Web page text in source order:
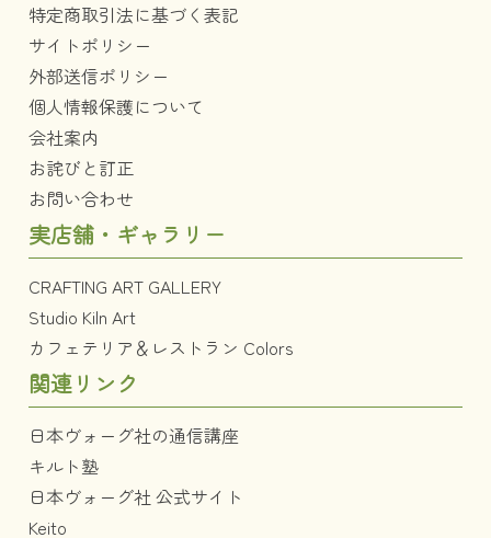
特定商取引法に基づく表記
サイトポリシー
外部送信ポリシー
個人情報保護について
会社案内
お詫びと訂正
お問い合わせ
実店舗・ギャラリー
CRAFTING ART GALLERY
Studio Kiln Art
カフェテリア＆レストラン Colors
関連リンク
日本ヴォーグ社の通信講座
キルト塾
日本ヴォーグ社 公式サイト
Keito